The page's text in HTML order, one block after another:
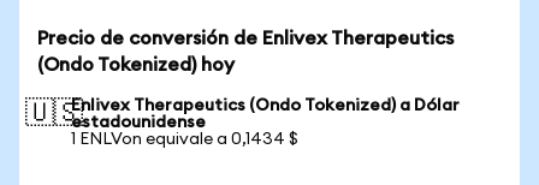
Precio de conversión de Enlivex Therapeutics
(Ondo Tokenized) hoy
🇺🇸Enlivex Therapeutics (Ondo Tokenized) a Dólar
estadounidense
1 ENLVon equivale a 0,1434 $